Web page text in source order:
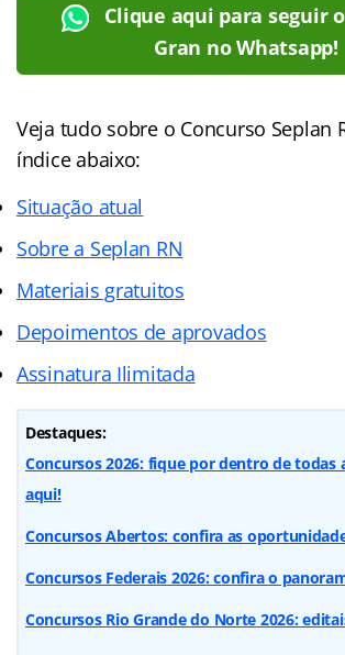
Clique aqui para seguir
Gran no Whatsapp!
Veja tudo sobre o Concurso Seplan
índice abaixo:
Situação atual
Sobre a Seplan RN
Materiais gratuitos
Depoimentos de aprovados
Assinatura Ilimitada
Destaques:
Concursos 2026: fique por dentro de todas
aqui!
Concursos Abertos: confira as
Concursos Federais 2026: confira o
Concursos Rio Grande do Norte 2026: